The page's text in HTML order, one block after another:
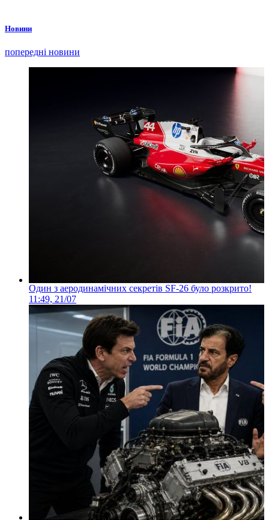
Новини
попередні новини
Один з аеродинамічних секретів SF-26 було розкрито!
11:49, 21/07